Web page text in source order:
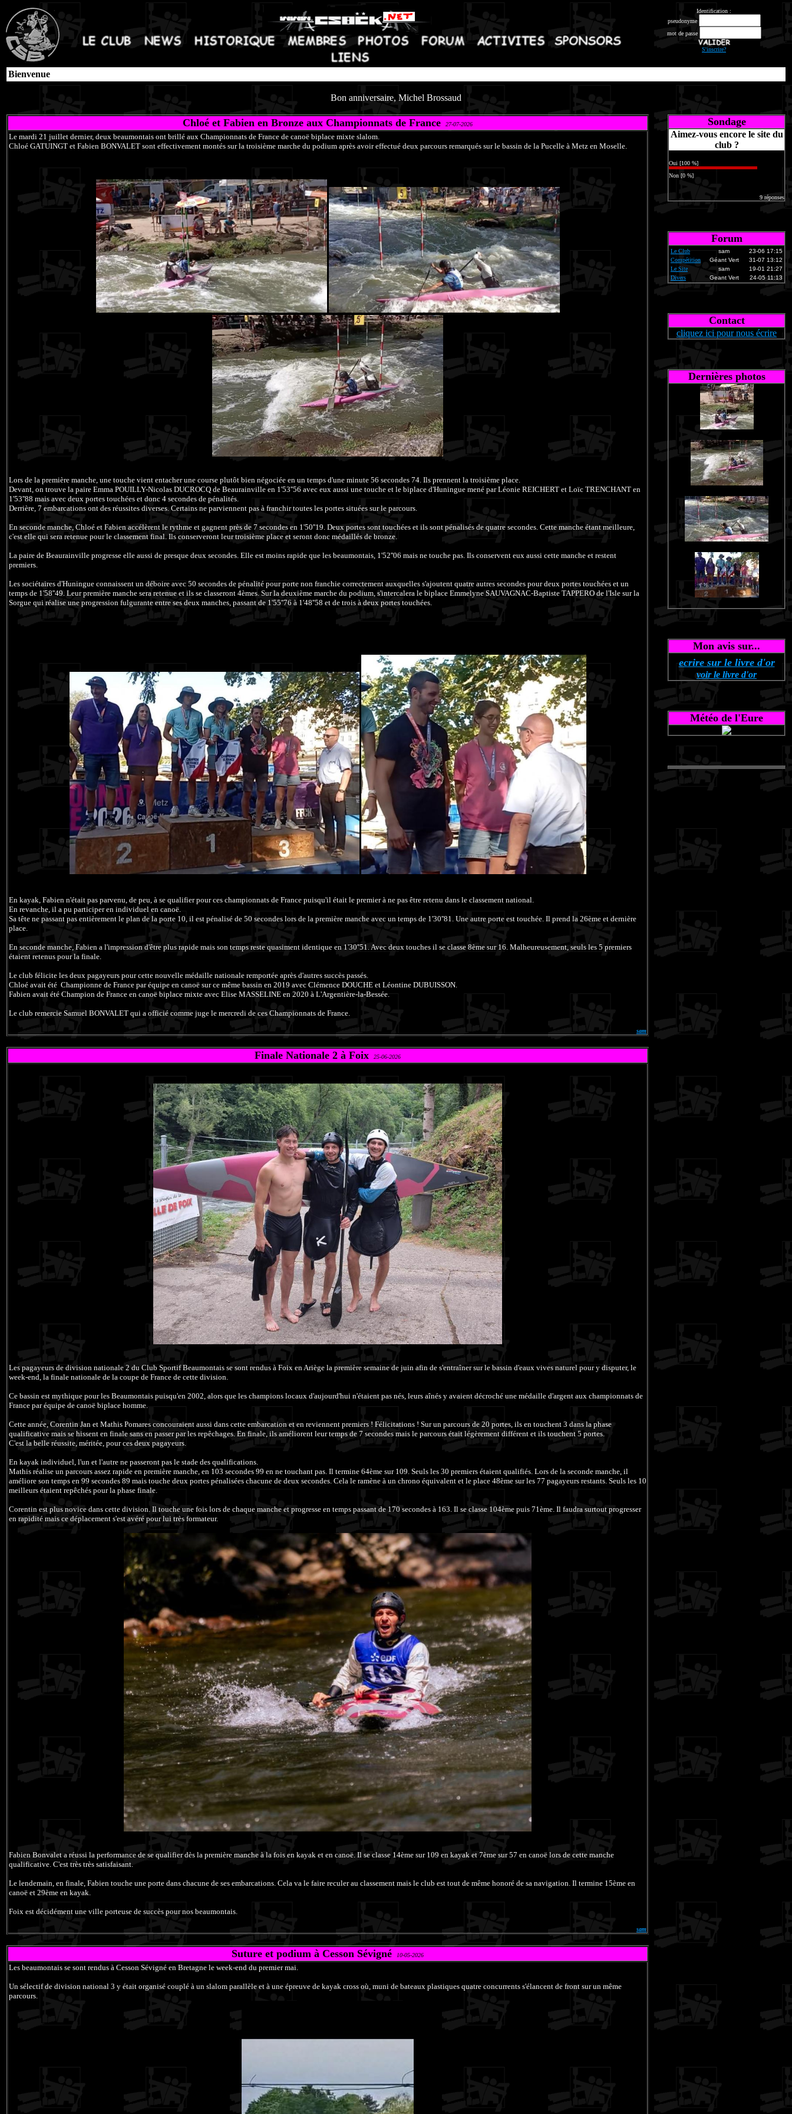
Identification :
pseudonyme
mot de passe
S'inscrire?
Bienvenue
Bon anniversaire, Michel Brossaud
Chloé et Fabien en Bronze aux Championnats de France 27-07-2026
Le mardi 21 juillet dernier, deux beaumontais ont brillé aux Championnats de France de canoë biplace mixte slalom.
Chloé GATUINGT et Fabien BONVALET sont effectivement montés sur la troisième marche du podium après avoir effectué deux parcours remarqués sur le bassin de la Pucelle à Metz en Moselle.
Lors de la première manche, une touche vient entacher une course plutôt bien négociée en un temps d'une minute 56 secondes 74. Ils prennent la troisième place.
Devant, on trouve la paire Emma POUILLY-Nicolas DUCROCQ de Beaurainville en 1'53''56 avec eux aussi une touche et le biplace d'Huningue mené par Léonie REICHERT et Loïc TRENCHANT en
1'53''88 mais avec deux portes touchées et donc 4 secondes de pénalités.
Derrière, 7 embarcations ont des réussites diverses. Certains ne parviennent pas à franchir toutes les portes situées sur le parcours.
En seconde manche, Chloé et Fabien accélèrent le rythme et gagnent près de 7 secondes en 1'50''19. Deux portes sont touchées et ils sont pénalisés de quatre secondes. Cette manche étant meilleure,
c'est elle qui sera retenue pour le classement final. Ils conserveront leur troisième place et seront donc médaillés de bronze.
La paire de Beaurainville progresse elle aussi de presque deux secondes. Elle est moins rapide que les beaumontais, 1'52''06 mais ne touche pas. Ils conservent eux aussi cette manche et restent
premiers.
Les sociétaires d'Huningue connaissent un déboire avec 50 secondes de pénalité pour porte non franchie correctement auxquelles s'ajoutent quatre autres secondes pour deux portes touchées et un
temps de 1'58''49. Leur première manche sera retenue et ils se classeront 4èmes. Sur la deuxième marche du podium, s'intercalera le biplace Emmelyne SAUVAGNAC-Baptiste TAPPERO de l'Isle sur la
Sorgue qui réalise une progression fulgurante entre ses deux manches, passant de 1'55''76 à 1'48''58 et de trois à deux portes touchées.
En kayak, Fabien n'était pas parvenu, de peu, à se qualifier pour ces championnats de France puisqu'il était le premier à ne pas être retenu dans le classement national.
En revanche, il a pu participer en individuel en canoë.
Sa tête ne passant pas entièrement le plan de la porte 10, il est pénalisé de 50 secondes lors de la première manche avec un temps de 1'30''81. Une autre porte est touchée. Il prend la 26ème et dernière
place.
En seconde manche, Fabien a l'impression d'être plus rapide mais son temps reste quasiment identique en 1'30''51. Avec deux touches il se classe 8ème sur 16. Malheureusement, seuls les 5 premiers
étaient retenus pour la finale.
Le club félicite les deux pagayeurs pour cette nouvelle médaille nationale remportée après d'autres succès passés.
Chloé avait été Championne de France par équipe en canoë sur ce même bassin en 2019 avec Clémence DOUCHE et Léontine DUBUISSON.
Fabien avait été Champion de France en canoë biplace mixte avec Elise MASSELINE en 2020 à L'Argentière-la-Bessée.
Le club remercie Samuel BONVALET qui a officié comme juge le mercredi de ces Championnats de France.
sam
Finale Nationale 2 à Foix 25-06-2026
Les pagayeurs de division nationale 2 du Club Sportif Beaumontais se sont rendus à Foix en Ariège la première semaine de juin afin de s'entraîner sur le bassin d'eaux vives naturel pour y disputer, le
week-end, la finale nationale de la coupe de France de cette division.
Ce bassin est mythique pour les Beaumontais puisqu'en 2002, alors que les champions locaux d'aujourd'hui n'étaient pas nés, leurs aînés y avaient décroché une médaille d'argent aux championnats de
France par équipe de canoë biplace homme.
Cette année, Corentin Jan et Mathis Pomares concouraient aussi dans cette embarcation et en reviennent premiers ! Félicitations ! Sur un parcours de 20 portes, ils en touchent 3 dans la phase
qualificative mais se hissent en finale sans en passer par les repêchages. En finale, ils améliorent leur temps de 7 secondes mais le parcours était légèrement différent et ils touchent 5 portes.
C'est la belle réussite, méritée, pour ces deux pagayeurs.
En kayak individuel, l'un et l'autre ne passeront pas le stade des qualifications.
Mathis réalise un parcours assez rapide en première manche, en 103 secondes 99 en ne touchant pas. Il termine 64ème sur 109. Seuls les 30 premiers étaient qualifiés. Lors de la seconde manche, il
améliore son temps en 99 secondes 89 mais touche deux portes pénalisées chacune de deux secondes. Cela le ramène à un chrono équivalent et le place 48ème sur les 77 pagayeurs restants. Seuls les 10
meilleurs étaient repêchés pour la phase finale.
Corentin est plus novice dans cette division. Il touche une fois lors de chaque manche et progresse en temps passant de 170 secondes à 163. Il se classe 104ème puis 71ème. Il faudra surtout progresser
en rapidité mais ce déplacement s'est avéré pour lui très formateur.
Fabien Bonvalet a réussi la performance de se qualifier dès la première manche à la fois en kayak et en canoë. Il se classe 14ème sur 109 en kayak et 7ème sur 57 en canoë lors de cette manche
qualificative. C'est très très satisfaisant.
Le lendemain, en finale, Fabien touche une porte dans chacune de ses embarcations. Cela va le faire reculer au classement mais le club est tout de même honoré de sa navigation. Il termine 15ème en
canoë et 29ème en kayak.
Foix est décidément une ville porteuse de succès pour nos beaumontais.
sam
Suture et podium à Cesson Sévigné 10-05-2026
Les beaumontais se sont rendus à Cesson Sévigné en Bretagne le week-end du premier mai.
Un sélectif de division national 3 y était organisé couplé à un slalom parallèle et à une épreuve de kayak cross où, muni de bateaux plastiques quatre concurrents s'élancent de front sur un même
parcours.
Sondage
Aimez-vous encore le site du
club ?
Oui [100 %]
Non [0 %]
9 réponses
Forum
Le Club sam
23-06 17:15
Compétition
Géant Vert
31-07 13:12
Le Site
sam
19-01 21:27
Divers
Geant Vert 24-05 11:13
Contact
cliquez ici pour nous écrire
Dernières photos
Mon avis sur...
ecrire sur le livre d'or
voir le livre d'or
Météo de l'Eure